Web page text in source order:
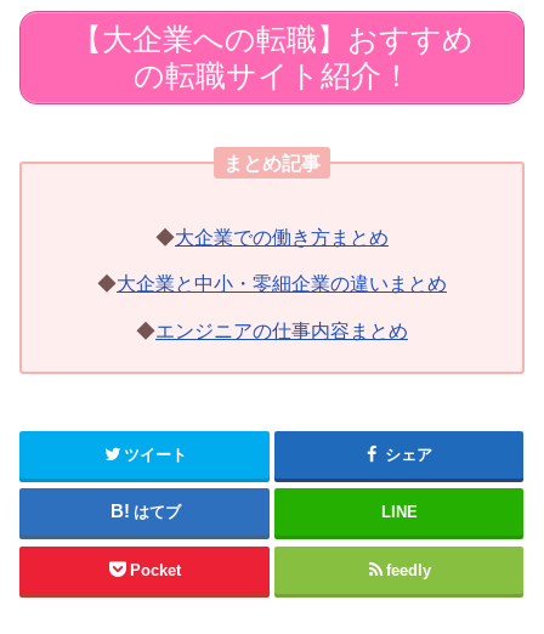
【大企業への転職】おすすめ
の転職サイト紹介！
まとめ記事
◆大企業での働き方まとめ
◆大企業と中小・零細企業の違いまとめ
◆エンジニアの仕事内容まとめ
ツイート シェア
はてブ LINE
Pocket feedly